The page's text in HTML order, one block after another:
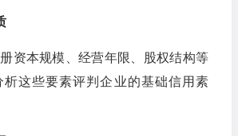
资本规模、经营年限、股权结构等
析这些要素评判企业的基础信用素